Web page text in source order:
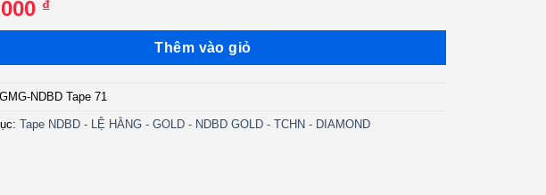
₫
Thêm vào giỏ
NDBD Tape 71
Tape NDBD - LỆ HẰNG - GOLD - NDBD GOLD - TCHN - DIAMOND